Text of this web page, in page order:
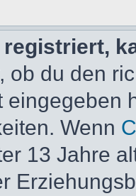
ob du den
eingegeben
Wenn
13 Jahre